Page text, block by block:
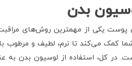
بدن
پوست یکی از مهمترین روش‌های
کمک می‌کند تا نرم، لطیف و
کل، استفاده از لوسیون بدن به